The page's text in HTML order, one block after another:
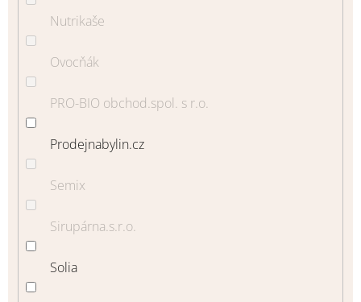
Nutrikaše
Ovocňák
PRO-BIO obchod.spol. s r.o.
Prodejnabylin.cz
Semix
Sirupárna.s.r.o.
Solia